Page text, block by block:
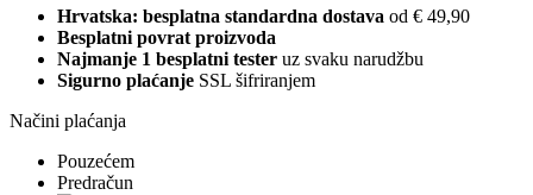
Hrvatska: besplatna standardna dostava od € 49,90
Besplatni povrat proizvoda
Najmanje 1 besplatni tester uz svaku narudžbu
Sigurno plaćanje SSL šifriranjem
Načini plaćanja
Pouzećem
Predračun